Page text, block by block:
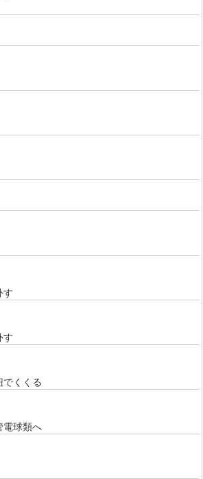
す
す
くくる
電球類へ